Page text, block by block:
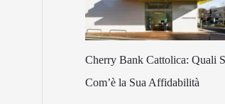
Cherry Bank Cattolica: Quali
Com’è la Sua Affidabilità